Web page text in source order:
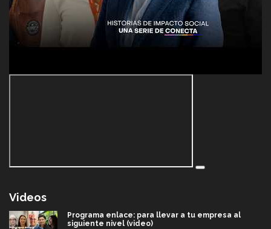
Videos
Programa enlace: para llevar a tu empresa al
siguiente nivel (video)